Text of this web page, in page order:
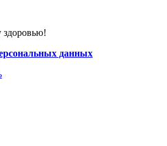
здоровью!
данных